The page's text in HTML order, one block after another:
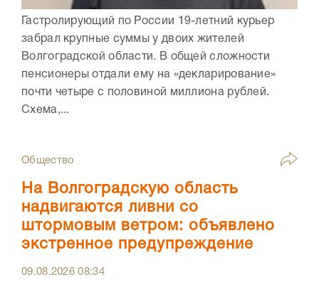
Гастролирующий по России 19-летний курьер
забрал крупные суммы у двоих жителей
Волгоградской области. В общей сложности
пенсионеры отдали ему на «декларирование»
почти четыре с половиной миллиона рублей.
Схема,...
Общество
На Волгоградскую область
надвигаются ливни со
штормовым ветром: объявлено
экстренное предупреждение
09.08.202608:34